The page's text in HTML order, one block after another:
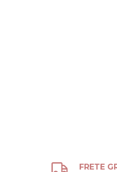
FRETE